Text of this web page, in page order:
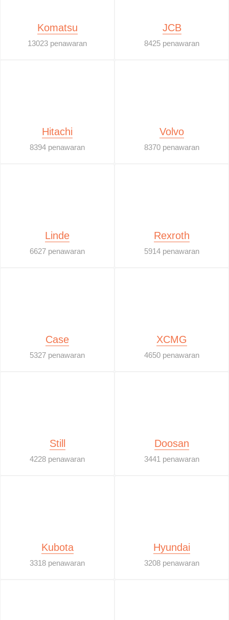
Komatsu
13023 penawaran
JCB
8425 penawaran
Hitachi
8394 penawaran
Volvo
8370 penawaran
Linde
6627 penawaran
Rexroth
5914 penawaran
Case
5327 penawaran
XCMG
4650 penawaran
Still
4228 penawaran
Doosan
3441 penawaran
Kubota
3318 penawaran
Hyundai
3208 penawaran